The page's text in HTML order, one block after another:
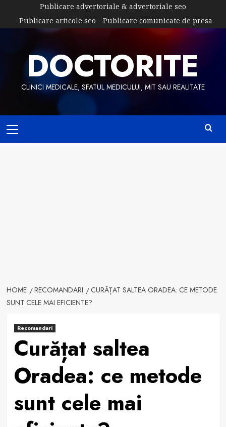
content
Publicare advertoriale & advertoriale seo
Publicare articole seo
Publicare comunicate de presa
DOCTORITE
CLINICI MEDICALE, SFATUL MEDICULUI, MIT SAU REALITATE
Menu
HOME RECOMANDARI
CURĂȚAT SALTEA ORADEA: CE METODE
SUNT CELE MAI EFICIENTE?
Recomandari
Curățat saltea
Oradea: ce metode
sunt cele mai